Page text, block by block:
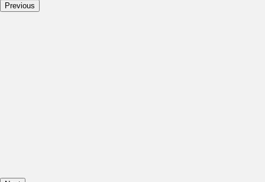
Previous